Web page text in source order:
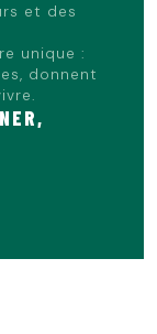
et des
unique :
donnent